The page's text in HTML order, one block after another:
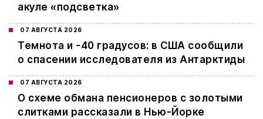
акуле «подсветка»
07 АВГУСТА 2026
Темнота и -40 градусов: в США сообщили
о спасении исследователя из Антарктиды
07 АВГУСТА 2026
О схеме обмана пенсионеров с золотыми
слитками рассказали в Нью-Йорке